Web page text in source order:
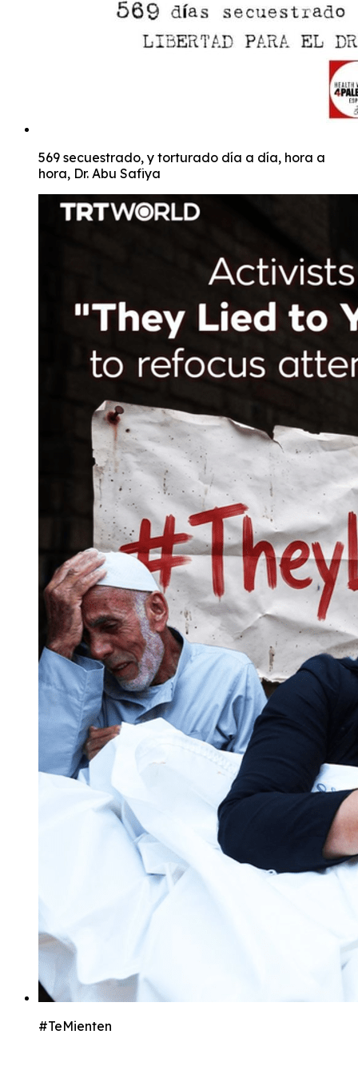
569 secuestrado, y torturado día a día, hora a
hora, Dr. Abu Safiya
#TeMienten